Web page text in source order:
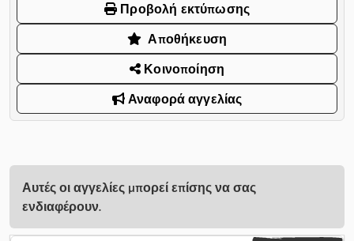
Προβολή εκτύπωσης
Αποθήκευση
Κοινοποίηση
Αναφορά αγγελίας
Αυτές οι αγγελίες μπορεί επίσης να σας
ενδιαφέρουν.